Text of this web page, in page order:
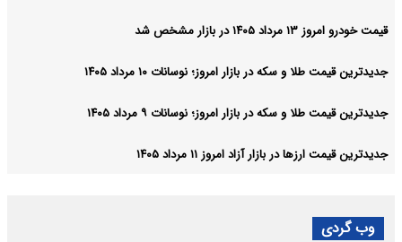
قیمت خودرو امروز ۱۳ مرداد ۱۴۰۵ در بازار مشخص شد
جدیدترین قیمت طلا و سکه در بازار امروز؛ نوسانات ۱۰ مرداد ۱۴۰۵
جدیدترین قیمت طلا و سکه در بازار امروز؛ نوسانات ۹ مرداد ۱۴۰۵
جدیدترین قیمت ارزها در بازار آزاد امروز ۱۱ مرداد ۱۴۰۵
وب گردی